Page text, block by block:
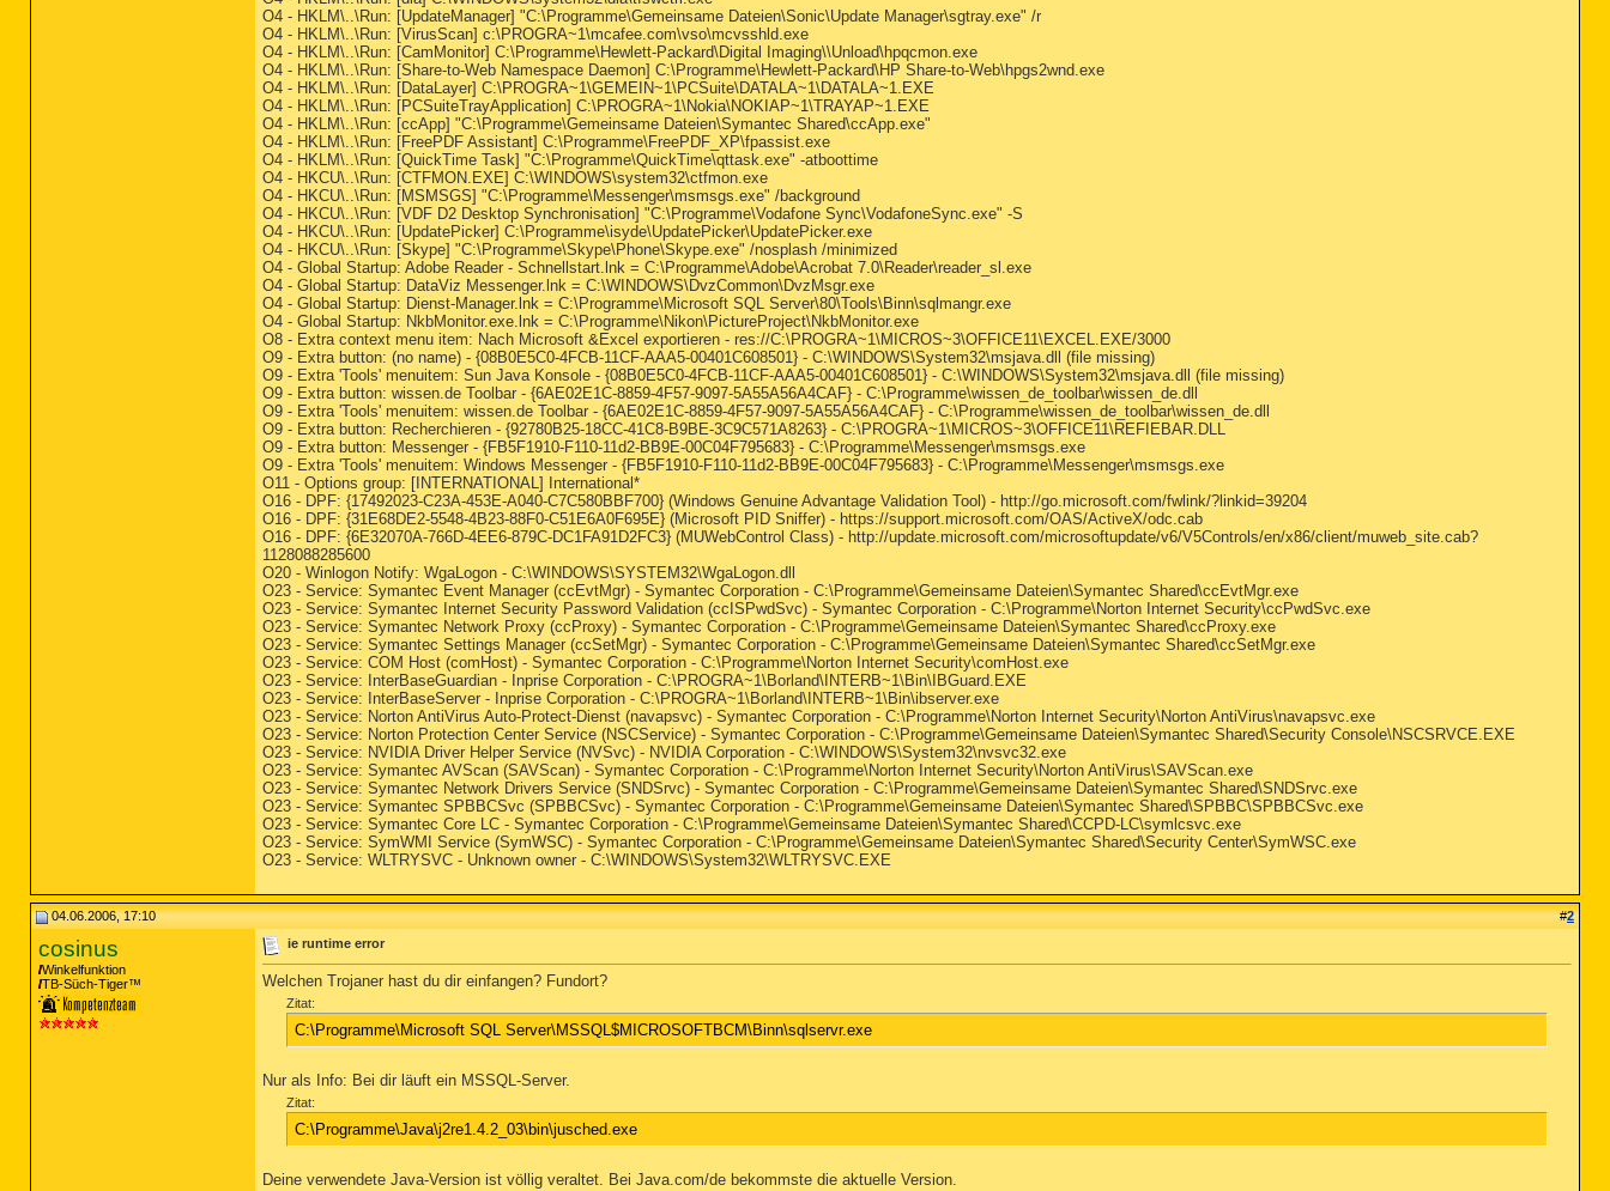
O4 - HKLM\..\Run: [UpdateManager] "C:\Programme\Gemeinsame Dateien\Sonic\Update Manager\sgtray.exe" /r
O4 - HKLM\..\Run: [VirusScan] c:\PROGRA~1\mcafee.com\vso\mcvsshld.exe
O4 - HKLM\..\Run: [CamMonitor] C:\Programme\Hewlett-Packard\Digital Imaging\\Unload\hpqcmon.exe
O4 - HKLM\..\Run: [Share-to-Web Namespace Daemon] C:\Programme\Hewlett-Packard\HP Share-to-Web\hpgs2wnd.exe
O4 - HKLM\..\Run: [DataLayer] C:\PROGRA~1\GEMEIN~1\PCSuite\DATALA~1\DATALA~1.EXE
O4 - HKLM\..\Run: [PCSuiteTrayApplication] C:\PROGRA~1\Nokia\NOKIAP~1\TRAYAP~1.EXE
O4 - HKLM\..\Run: [ccApp] "C:\Programme\Gemeinsame Dateien\Symantec Shared\ccApp.exe"
O4 - HKLM\..\Run: [FreePDF Assistant] C:\Programme\FreePDF_XP\fpassist.exe
O4 - HKLM\..\Run: [QuickTime Task] "C:\Programme\QuickTime\qttask.exe" -atboottime
O4 - HKCU\..\Run: [CTFMON.EXE] C:\WINDOWS\system32\ctfmon.exe
O4 - HKCU\..\Run: [MSMSGS] "C:\Programme\Messenger\msmsgs.exe" /background
O4 - HKCU\..\Run: [VDF D2 Desktop Synchronisation] "C:\Programme\Vodafone Sync\VodafoneSync.exe" -S
O4 - HKCU\..\Run: [UpdatePicker] C:\Programme\isyde\UpdatePicker\UpdatePicker.exe
O4 - HKCU\..\Run: [Skype] "C:\Programme\Skype\Phone\Skype.exe" /nosplash /minimized
O4 - Global Startup: Adobe Reader - Schnellstart.lnk = C:\Programme\Adobe\Acrobat 7.0\Reader\reader_sl.exe
O4 - Global Startup: DataViz Messenger.lnk = C:\WINDOWS\DvzCommon\DvzMsgr.exe
O4 - Global Startup: Dienst-Manager.lnk = C:\Programme\Microsoft SQL Server\80\Tools\Binn\sqlmangr.exe
O4 - Global Startup: NkbMonitor.exe.lnk = C:\Programme\Nikon\PictureProject\NkbMonitor.exe
O8 - Extra context menu item: Nach Microsoft &Excel exportieren - res://C:\PROGRA~1\MICROS~3\OFFICE11\EXCEL.EXE/3000
O9 - Extra button: (no name) - {08B0E5C0-4FCB-11CF-AAA5-00401C608501} - C:\WINDOWS\System32\msjava.dll (file missing)
O9 - Extra 'Tools' menuitem: Sun Java Konsole - {08B0E5C0-4FCB-11CF-AAA5-00401C608501} - C:\WINDOWS\System32\msjava.dll (file missing)
O9 - Extra button: wissen.de Toolbar - {6AE02E1C-8859-4F57-9097-5A55A56A4CAF} - C:\Programme\wissen_de_toolbar\wissen_de.dll
O9 - Extra 'Tools' menuitem: wissen.de Toolbar - {6AE02E1C-8859-4F57-9097-5A55A56A4CAF} - C:\Programme\wissen_de_toolbar\wissen_de.dll
O9 - Extra button: Recherchieren - {92780B25-18CC-41C8-B9BE-3C9C571A8263} - C:\PROGRA~1\MICROS~3\OFFICE11\REFIEBAR.DLL
O9 - Extra button: Messenger - {FB5F1910-F110-11d2-BB9E-00C04F795683} - C:\Programme\Messenger\msmsgs.exe
O9 - Extra 'Tools' menuitem: Windows Messenger - {FB5F1910-F110-11d2-BB9E-00C04F795683} - C:\Programme\Messenger\msmsgs.exe
O11 - Options group: [INTERNATIONAL] International*
O16 - DPF: {17492023-C23A-453E-A040-C7C580BBF700} (Windows Genuine Advantage Validation Tool) - http://go.microsoft.com/fwlink/?linkid=39204
O16 - DPF: {31E68DE2-5548-4B23-88F0-C51E6A0F695E} (Microsoft PID Sniffer) - https://support.microsoft.com/OAS/ActiveX/odc.cab
O16 - DPF: {6E32070A-766D-4EE6-879C-DC1FA91D2FC3} (MUWebControl Class) - http://update.microsoft.com/microsoftupdate/v6/V5Controls/en/x86/client/muweb_site.cab?
1128088285600
O20 - Winlogon Notify: WgaLogon - C:\WINDOWS\SYSTEM32\WgaLogon.dll
O23 - Service: Symantec Event Manager (ccEvtMgr) - Symantec Corporation - C:\Programme\Gemeinsame Dateien\Symantec Shared\ccEvtMgr.exe
O23 - Service: Symantec Internet Security Password Validation (ccISPwdSvc) - Symantec Corporation - C:\Programme\Norton Internet Security\ccPwdSvc.exe
O23 - Service: Symantec Network Proxy (ccProxy) - Symantec Corporation - C:\Programme\Gemeinsame Dateien\Symantec Shared\ccProxy.exe
O23 - Service: Symantec Settings Manager (ccSetMgr) - Symantec Corporation - C:\Programme\Gemeinsame Dateien\Symantec Shared\ccSetMgr.exe
O23 - Service: COM Host (comHost) - Symantec Corporation - C:\Programme\Norton Internet Security\comHost.exe
O23 - Service: InterBaseGuardian - Inprise Corporation - C:\PROGRA~1\Borland\INTERB~1\Bin\IBGuard.EXE
O23 - Service: InterBaseServer - Inprise Corporation - C:\PROGRA~1\Borland\INTERB~1\Bin\ibserver.exe
O23 - Service: Norton AntiVirus Auto-Protect-Dienst (navapsvc) - Symantec Corporation - C:\Programme\Norton Internet Security\Norton AntiVirus\navapsvc.exe
O23 - Service: Norton Protection Center Service (NSCService) - Symantec Corporation - C:\Programme\Gemeinsame Dateien\Symantec Shared\Security Console\NSCSRVCE.EXE
O23 - Service: NVIDIA Driver Helper Service (NVSvc) - NVIDIA Corporation - C:\WINDOWS\System32\nvsvc32.exe
O23 - Service: Symantec AVScan (SAVScan) - Symantec Corporation - C:\Programme\Norton Internet Security\Norton AntiVirus\SAVScan.exe
O23 - Service: Symantec Network Drivers Service (SNDSrvc) - Symantec Corporation - C:\Programme\Gemeinsame Dateien\Symantec Shared\SNDSrvc.exe
O23 - Service: Symantec SPBBCSvc (SPBBCSvc) - Symantec Corporation - C:\Programme\Gemeinsame Dateien\Symantec Shared\SPBBC\SPBBCSvc.exe
O23 - Service: Symantec Core LC - Symantec Corporation - C:\Programme\Gemeinsame Dateien\Symantec Shared\CCPD-LC\symlcsvc.exe
O23 - Service: SymWMI Service (SymWSC) - Symantec Corporation - C:\Programme\Gemeinsame Dateien\Symantec Shared\Security Center\SymWSC.exe
O23 - Service: WLTRYSVC - Unknown owner - C:\WINDOWS\System32\WLTRYSVC.EXE
04.06.2006, 17:10 #2
cosinus
Winkelfunktion
TB-Süch-Tiger™
ie runtime error
Welchen Trojaner hast du dir einfangen? Fundort?
Zitat:
C:\Programme\Microsoft SQL Server\MSSQL$MICROSOFTBCM\Binn\sqlservr.exe
Nur als Info: Bei dir läuft ein MSSQL-Server.
Zitat:
C:\Programme\Java\j2re1.4.2_03\bin\jusched.exe
Deine verwendete Java-Version ist völlig veraltet. Bei Java.com/de bekommste die aktuelle Version.